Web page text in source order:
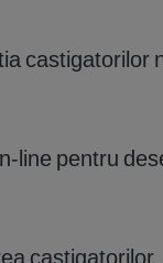
castigatorilor
line pentru
castigatorilor